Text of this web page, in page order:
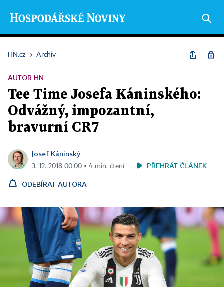
HN.cz › Archiv
AUTOR HN
Tee Time Josefa Káninského:
Odvážný, impozantní,
bravurní CR7
Josef Káninský
3. 12. 2018 00:00 ▪ 4 min. čtení PŘEHRÁT ČLÁNEK
ODEBÍRAT AUTORA